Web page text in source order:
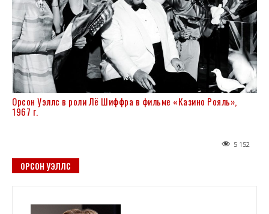
Орсон Уэллс в роли Лё Шиффра в фильме «Казино Рояль»,
1967 г.
5 152
ОРСОН УЭЛЛС